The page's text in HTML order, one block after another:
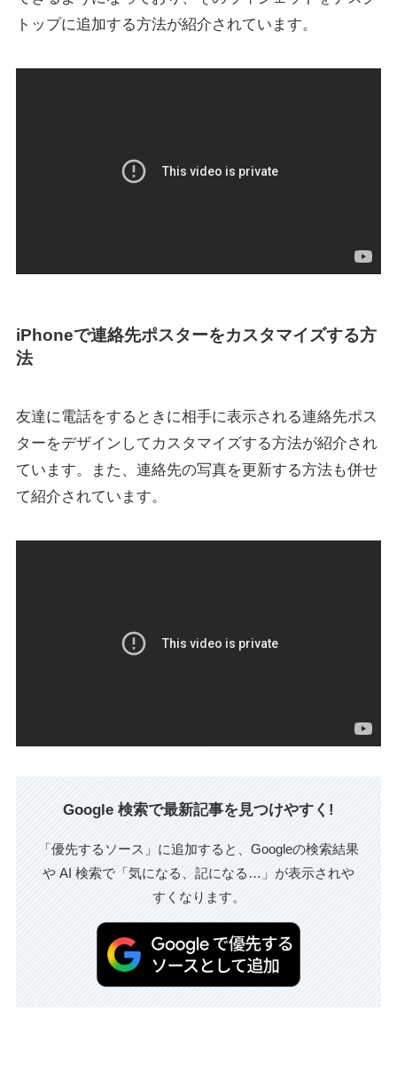
トップに追加する方法が紹介されています。
iPhoneで連絡先ポスターをカスタマイズする方
法
友達に電話をするときに相手に表示される連絡先ポス
ターをデザインしてカスタマイズする方法が紹介され
ています。また、連絡先の写真を更新する方法も併せ
て紹介されています。
Google 検索で最新記事を見つけやすく!
「優先するソース」に追加すると、Googleの検索結果
や AI 検索で「気になる、記になる…」が表示されや
すくなります。